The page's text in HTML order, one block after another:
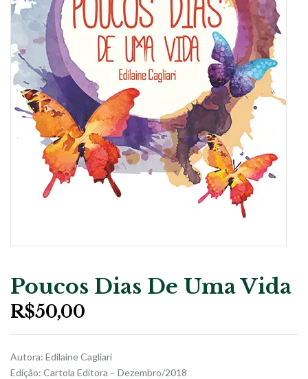
Poucos Dias De Uma Vida
R$50,00
Autora: Edilaine Cagliari
Edição: Cartola Editora – Dezembro/2018